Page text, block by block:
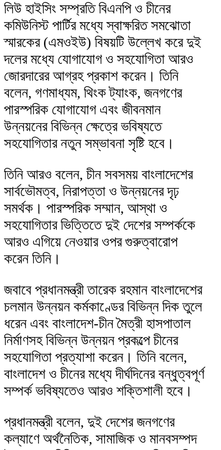
লিউ হাইসিং সম্প্রতি বিএনপি ও চীনের
কমিউনিস্ট পার্টির মধ্যে স্বাক্ষরিত সমঝোতা
স্মারকের (এমওইউ) বিষয়টি উল্লেখ করে দুই
দলের মধ্যে যোগাযোগ ও সহযোগিতা আরও
জোরদারের আগ্রহ প্রকাশ করেন। তিনি
বলেন, গণমাধ্যম, থিংক ট্যাংক, জনগণের
পারস্পরিক যোগাযোগ এবং জীবনমান
উন্নয়নের বিভিন্ন ক্ষেত্রে ভবিষ্যতে
সহযোগিতার নতুন সম্ভাবনা সৃষ্টি হবে।
তিনি আরও বলেন, চীন সবসময় বাংলাদেশের
সার্বভৌমত্ব, নিরাপত্তা ও উন্নয়নের দৃঢ়
সমর্থক। পারস্পরিক সম্মান, আস্থা ও
সহযোগিতার ভিত্তিতে দুই দেশের সম্পর্ককে
আরও এগিয়ে নেওয়ার ওপর গুরুত্বারোপ
করেন তিনি।
জবাবে প্রধানমন্ত্রী তারেক রহমান বাংলাদেশের
চলমান উন্নয়ন কর্মকাণ্ডের বিভিন্ন দিক তুলে
ধরেন এবং বাংলাদেশ-চীন মৈত্রী হাসপাতাল
নির্মাণসহ বিভিন্ন উন্নয়ন প্রকল্পে চীনের
সহযোগিতা প্রত্যাশা করেন। তিনি বলেন,
বাংলাদেশ ও চীনের মধ্যে দীর্ঘদিনের বন্ধুত্বপূর্ণ
সম্পর্ক ভবিষ্যতেও আরও শক্তিশালী হবে।
প্রধানমন্ত্রী বলেন, দুই দেশের জনগণের
কল্যাণে অর্থনৈতিক, সামাজিক ও মানবসম্পদ